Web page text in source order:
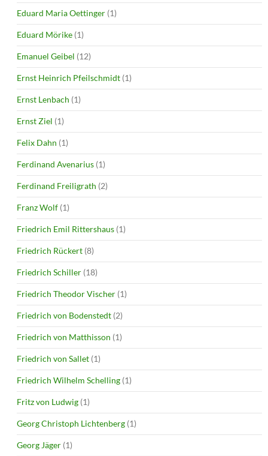
Eduard Maria Oettinger (1)
Eduard Mörike (1)
Emanuel Geibel (12)
Ernst Heinrich Pfeilschmidt (1)
Ernst Lenbach (1)
Ernst Ziel (1)
Felix Dahn (1)
Ferdinand Avenarius (1)
Ferdinand Freiligrath (2)
Franz Wolf (1)
Friedrich Emil Rittershaus (1)
Friedrich Rückert (8)
Friedrich Schiller (18)
Friedrich Theodor Vischer (1)
Friedrich von Bodenstedt (2)
Friedrich von Matthisson (1)
Friedrich von Sallet (1)
Friedrich Wilhelm Schelling (1)
Fritz von Ludwig (1)
Georg Christoph Lichtenberg (1)
Georg Jäger (1)